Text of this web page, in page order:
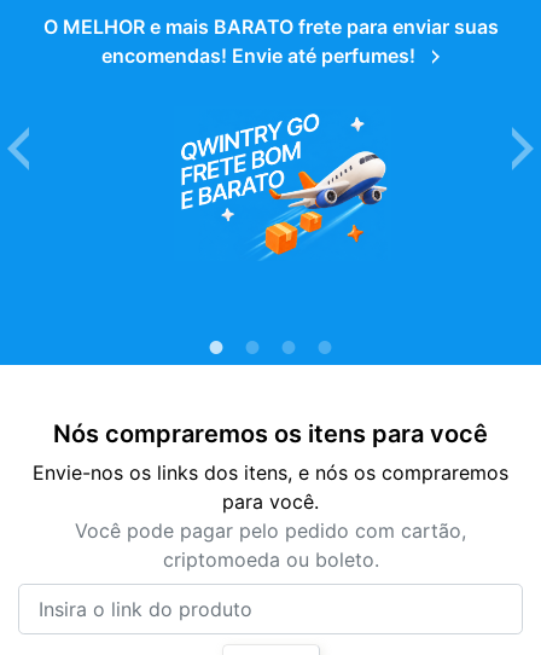
O MELHOR e mais BARATO frete para enviar suas
encomendas! Envie até perfumes!
Nós compraremos os itens para você
Envie-nos os links dos itens, e nós os compraremos
para você.
Você pode pagar pelo pedido com cartão,
criptomoeda ou boleto.